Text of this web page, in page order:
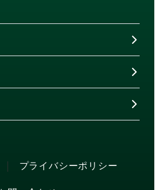
| プライバシーポリシー